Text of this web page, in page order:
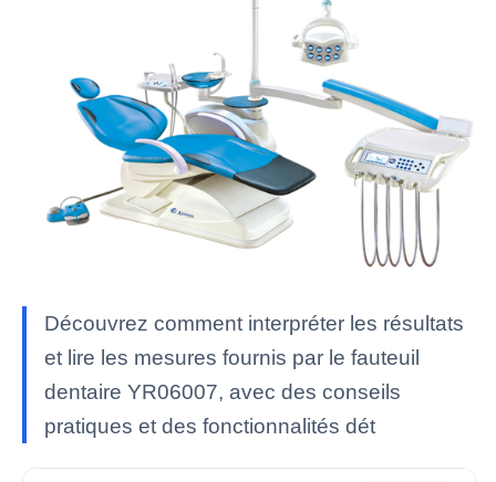
Découvrez comment interpréter les résultats
et lire les mesures fournis par le fauteuil
dentaire YR06007, avec des conseils
pratiques et des fonctionnalités dét